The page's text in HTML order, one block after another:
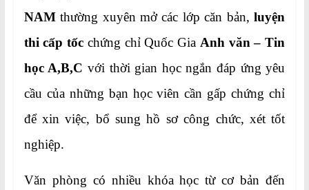
NAMthường xuyên mở các lớp căn bản,luyện
thi cấp tốc chứng chỉ Quốc Gia Anh văn – Tin
học A,B,C với thời gian học ngắn đáp ứng yêu
cầu của những bạn học viên cần gấp chứng chỉ
để xin việc, bổ sung hồ sơ công chức, xét tốt
nghiệp.
Văn phòng có nhiều khóa học từ cơ bản đến